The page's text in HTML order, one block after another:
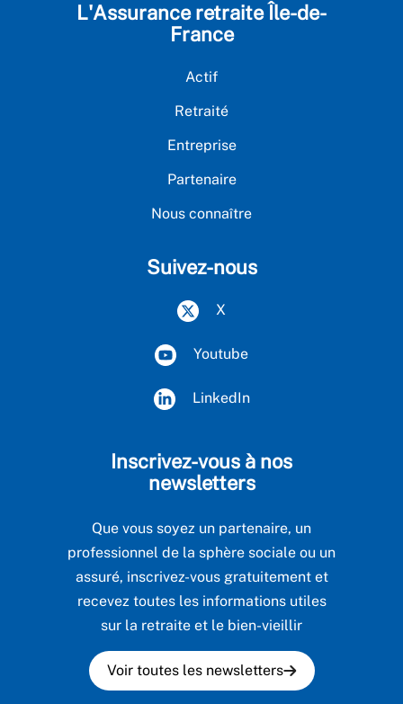
L'Assurance retraite Île-de-
France
Actif
Retraité
Entreprise
Partenaire
Nous connaître
Suivez-nous
X
Youtube
LinkedIn
Inscrivez-vous à nos
newsletters
Que vous soyez un partenaire, un
professionnel de la sphère sociale ou un
assuré, inscrivez-vous gratuitement et
recevez toutes les informations utiles
sur la retraite et le bien-vieillir
Voir toutes les newsletters